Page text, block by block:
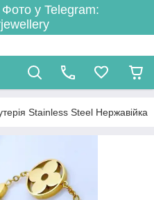
у Telegram:
Stainless Steel Нержавійка